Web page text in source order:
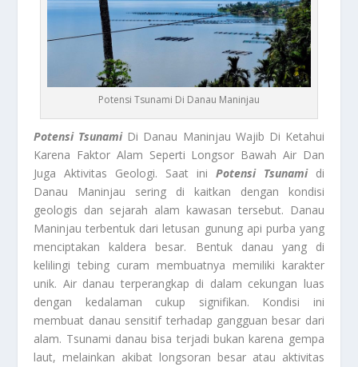
Potensi Tsunami Di Danau Maninjau
Potensi TsunamiDi Danau Maninjau Wajib Di Ketahui
Karena Faktor Alam Seperti Longsor Bawah Air Dan
Juga Aktivitas Geologi. Saat ini Potensi Tsunamidi
Danau Maninjau sering di kaitkan dengan kondisi
geologis dan sejarah alam kawasan tersebut. Danau
Maninjau terbentuk dari letusan gunung api purba yang
menciptakan kaldera besar. Bentuk danau yang di
kelilingi tebing curam membuatnya memiliki karakter
unik. Air danau terperangkap di dalam cekungan luas
dengan kedalaman cukup signifikan. Kondisi ini
membuat danau sensitif terhadap gangguan besar dari
alam. Tsunami danau bisa terjadi bukan karena gempa
laut, melainkan akibat longsoran besar atau aktivitas